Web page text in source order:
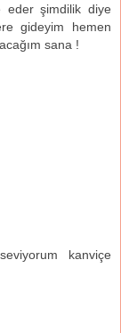
şimdilik diye
gideyim hemen
sana !
kanviçe